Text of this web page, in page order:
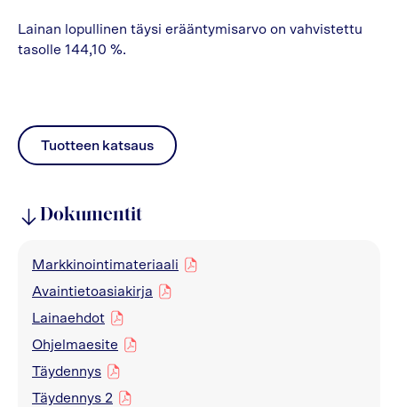
Lainan lopullinen täysi erääntymisarvo on vahvistettu
tasolle 144,10 %.
Tuotteen katsaus
pdf
Dokumentit
Markkinointimateriaali
pdf
Avaintietoasiakirja
pdf
Lainaehdot
pdf
Ohjelmaesite
pdf
Täydennys
pdf
Täydennys 2
pdf